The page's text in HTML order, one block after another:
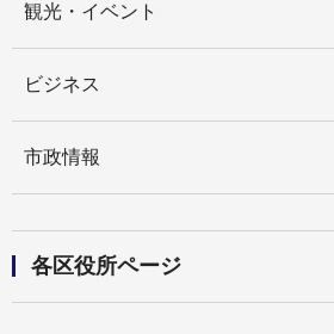
観光・イベント
ビジネス
市政情報
各区役所ページ